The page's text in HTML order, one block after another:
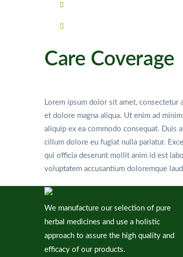
Care Coverage
Lorem ipsum dolor sit amet,
et dolore magna aliqua. Ut enim ad
aliquip ex ea commodo consequat.
cillum dolore eu fugiat nulla pariatur.
qui officia deserunt mollit anim id est
voluptatem accusantium doloremque
We manufacture our selection of pure
herbal medicines and use a holistic
approach to assure the high quality and
efficacy of our products.